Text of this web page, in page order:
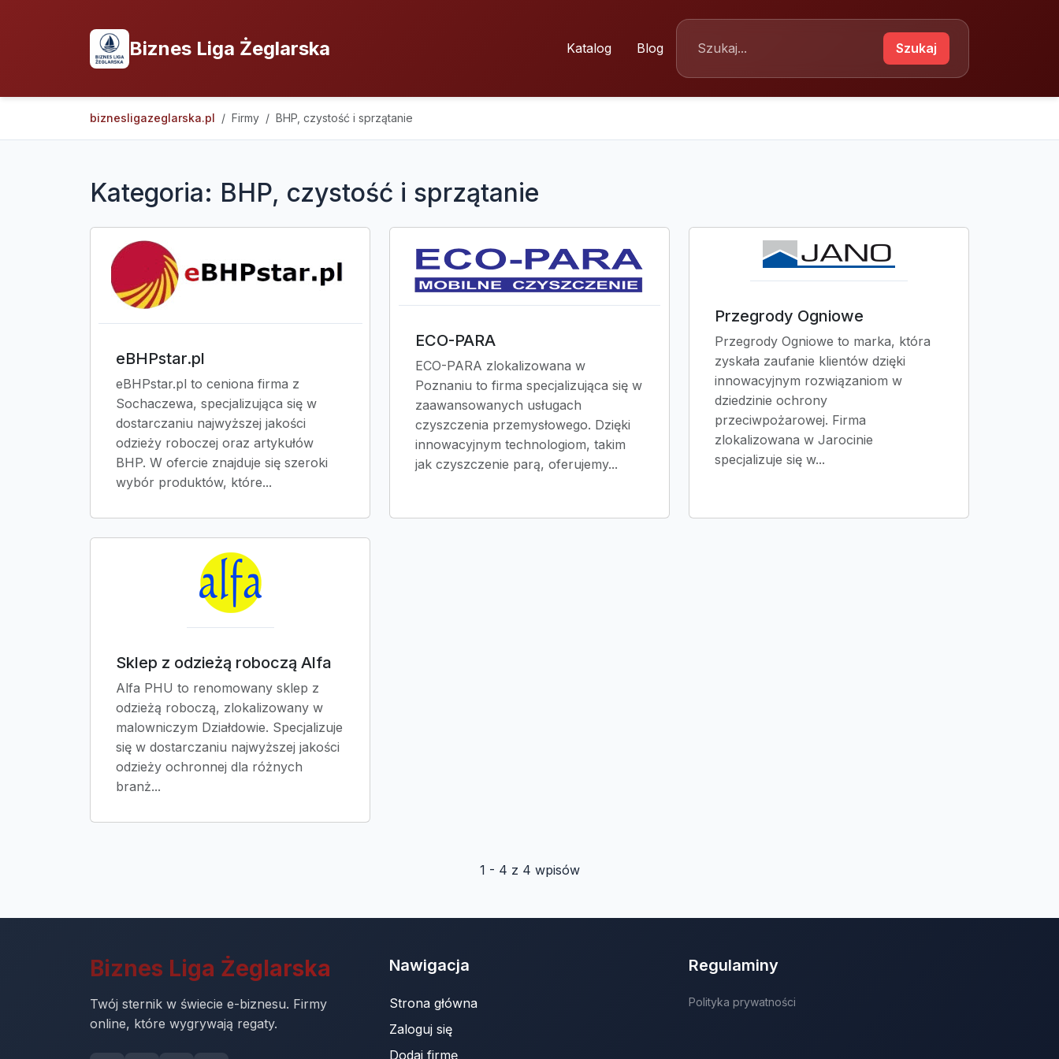
Biznes Liga Żeglarska Katalog Blog Szukaj
biznesligazeglarska.pl Firmy BHP, czystość i sprzątanie
Kategoria: BHP, czystość i sprzątanie
eBHPstar.pl
eBHPstar.pl to ceniona firma z
Sochaczewa, specjalizująca się w
dostarczaniu najwyższej jakości
odzieży roboczej oraz artykułów
BHP. W ofercie znajduje się szeroki
wybór produktów, które...
ECO-PARA
ECO-PARA zlokalizowana w
Poznaniu to firma specjalizująca się w
zaawansowanych usługach
czyszczenia przemysłowego. Dzięki
innowacyjnym technologiom, takim
jak czyszczenie parą, oferujemy...
Przegrody Ogniowe
Przegrody Ogniowe to marka, która
zyskała zaufanie klientów dzięki
innowacyjnym rozwiązaniom w
dziedzinie ochrony
przeciwpożarowej. Firma
zlokalizowana w Jarocinie
specjalizuje się w...
Sklep z odzieżą roboczą Alfa
Alfa PHU to renomowany sklep z
odzieżą roboczą, zlokalizowany w
malowniczym Działdowie. Specjalizuje
się w dostarczaniu najwyższej jakości
odzieży ochronnej dla różnych
branż...
1 - 4 z 4 wpisów
Biznes Liga Żeglarska
Twój sternik w świecie e-biznesu. Firmy
online, które wygrywają regaty.
Nawigacja
Strona główna
Zaloguj się
Dodaj firmę
Regulaminy
Polityka prywatności